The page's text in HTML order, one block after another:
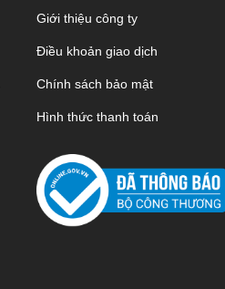
Giới thiệu công ty
Điều khoản giao dịch
Chính sách bảo mật
Hình thức thanh toán